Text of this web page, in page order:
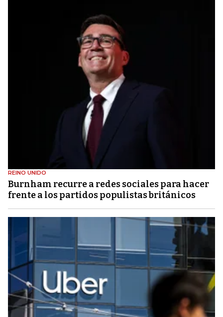
REINO UNIDO
Burnham recurre a redes sociales para hacer
frente a los partidos populistas británicos